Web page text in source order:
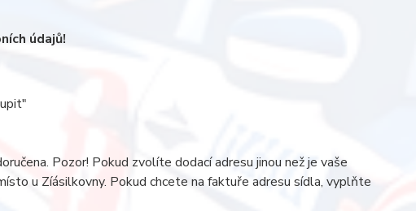
údajů!
Pozor! Pokud zvolíte dodací adresu jinou než je vaše
u Zíásilkovny. Pokud chcete na faktuře adresu sídla, vyplňte